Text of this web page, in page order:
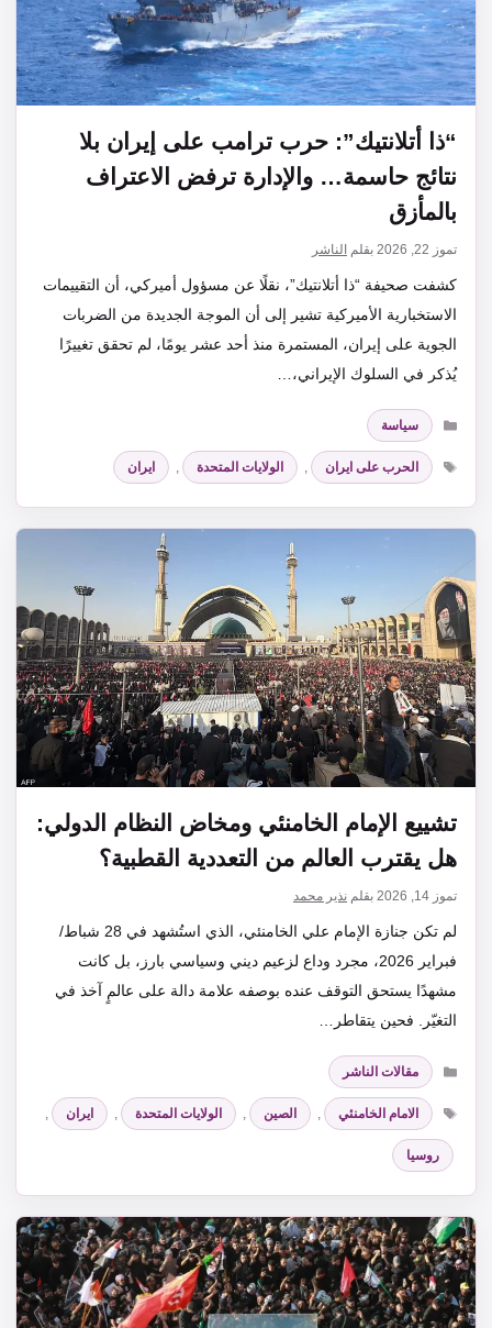
“ذا أتلانتيك”: حرب ترامب على إيران بلا
نتائج حاسمة… والإدارة ترفض الاعتراف
بالمأزق
تموز 22, 2026 بقلم الناشر
كشفت صحيفة “ذا أتلانتيك”، نقلًا عن مسؤول أميركي، أن التقييمات
الاستخبارية الأميركية تشير إلى أن الموجة الجديدة من الضربات
الجوية على إيران، المستمرة منذ أحد عشر يومًا، لم تحقق تغييرًا
يُذكر في السلوك الإيراني،…
التصنيفات
سياسة
الوسوم
الحرب على ايران , الولايات المتحدة , ايران
تشييع الإمام الخامنئي ومخاض النظام الدولي:
هل يقترب العالم من التعددية القطبية؟
تموز 14, 2026 بقلم نذير محمد
لم تكن جنازة الإمام علي الخامنئي، الذي استُشهد في 28 شباط/
فبراير 2026، مجرد وداع لزعيم ديني وسياسي بارز، بل كانت
مشهدًا يستحق التوقف عنده بوصفه علامة دالة على عالمٍ آخذ في
التغيّر. فحين يتقاطر…
التصنيفات
مقالات الناشر
الوسوم
الامام الخامنئي , الصين , الولايات المتحدة , ايران ,
روسيا